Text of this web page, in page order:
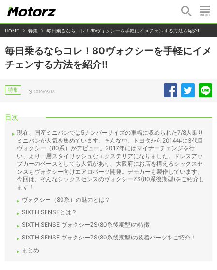
HOME 特集 毎日乗るならコレ！80ヴォクシーを手軽にイメチェンする方法を紹介!!
毎日乗るならコレ！80ヴォクシーを手軽にイメ
チェンする方法を紹介!!
特集 2019/06/18
目次
現在、国産ミニバンでは5ナンバーサイズの車幅に収められた7/8人乗り
ミニバンが人気を集めています。そんな中、トヨタから2014年に3代目
ヴォクシー（80系）がデビュー。2017年にはマイナーチェンジを行
い、より一層スタイリッシュなエクステリアになりました。ドレスアッ
プカーのベースとしても人気があり、大阪府にお店を構えるシックスセ
ンスもヴォクシー向けエアロパーツ開発。デモカーも製作しています。
今回は、そんなシックスセンスのヴォクシーZS(80系後期型)をご紹介し
ます！
ヴォクシー（80系）の魅力とは？
SIXTH SENSEとは？
SIXTH SENSE ヴォクシーZS(80系後期型)の特徴
SIXTH SENSE ヴォクシーZS(80系後期型)の装着パーツをご紹介！
まとめ